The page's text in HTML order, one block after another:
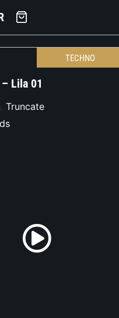
TECHNO
Lila 01
, Truncate